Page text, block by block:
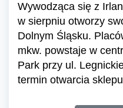
Wywodząca się z
w sierpniu otworzy
Dolnym Śląsku.
mkw. powstaje w
Park przy ul.
termin otwarcia